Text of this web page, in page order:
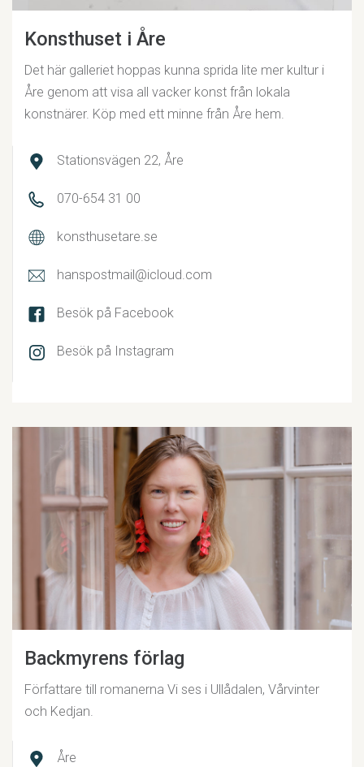
Konsthuset i Åre
Det här galleriet hoppas kunna sprida lite mer kultur i
Åre genom att visa all vacker konst från lokala
konstnärer. Köp med ett minne från Åre hem.
Stationsvägen 22, Åre
070-654 31 00
konsthusetare.se
hanspostmail@icloud.com
Besök på Facebook
Besök på Instagram
Backmyrens förlag
Författare till romanerna Vi ses i Ullådalen, Vårvinter
och Kedjan.
Åre